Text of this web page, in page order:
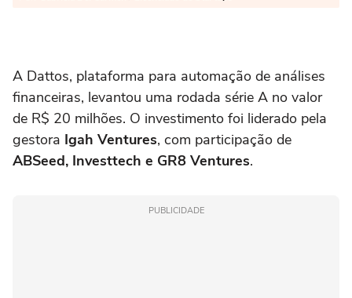
A Dattos, plataforma para automação de análises
financeiras, levantou uma rodada série A no valor
de R$ 20 milhões. O investimento foi liderado pela
gestora Igah Ventures, com participação de
ABSeed, Investtech e GR8 Ventures.
PUBLICIDADE